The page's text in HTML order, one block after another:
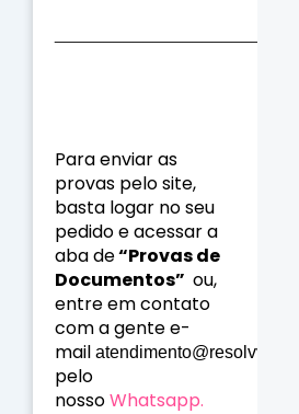
Para enviar as
provas pelo site,
basta logar no seu
pedido e acessar a
aba de“Provas de
Documentos” ou,
entre em contato
com a gentee-
mail atendimento@resolvvi.com
pelo
nossoWhatsapp.